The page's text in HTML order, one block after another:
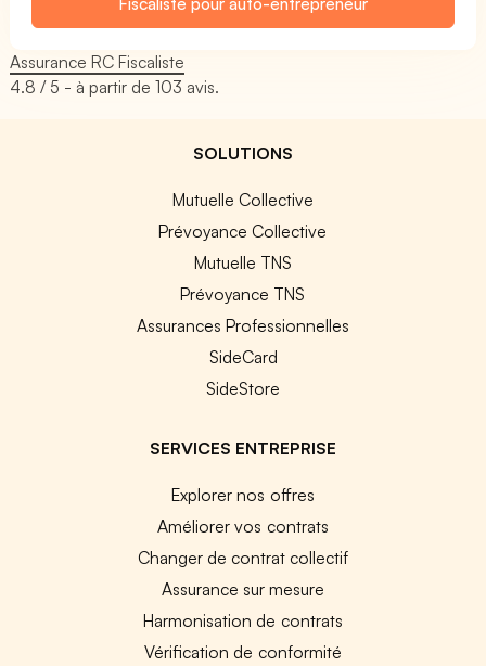
Assurance RC Fiscaliste
4.8 / 5 - à partir de103 avis.
SOLUTIONS
Mutuelle Collective
Prévoyance Collective
Mutuelle TNS
Prévoyance TNS
Assurances Professionnelles
SideCard
SideStore
SERVICES ENTREPRISE
Explorer nos offres
Améliorer vos contrats
Changer de contrat collectif
Assurance sur mesure
Harmonisation de contrats
Vérification de conformité